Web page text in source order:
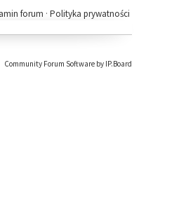
Polityka prywatności
forum ·
Community Forum Software by IP.Board